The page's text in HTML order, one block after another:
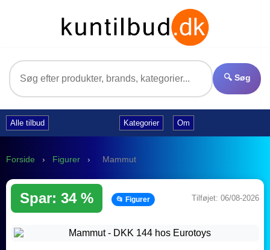
🔍 Søg
Alle tilbud Kategorier Om
Forside › Figurer › Mammut
Spar: 34 % 📂 Figurer Tilføjet: 06/08-2026